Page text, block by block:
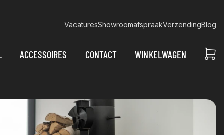
VacaturesShowroomafspraakVerzendingBlog
ACCESSOIRES CONTACT WINKELWAGEN